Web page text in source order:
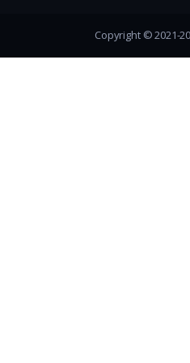
Copyright © 2021-